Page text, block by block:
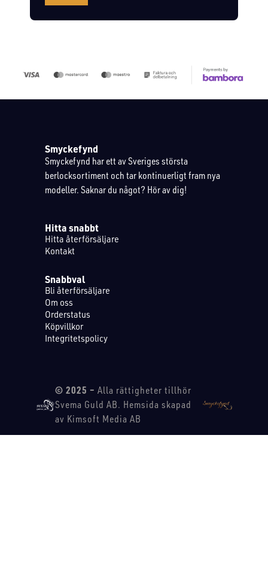
Smyckefynd
Smyckefynd har ett av Sveriges största
berlocksortiment och tar kontinuerligt fram nya
modeller. Saknar du något? Hör av dig!
Hitta snabbt
Hitta återförsäljare
Kontakt
Snabbval
Bli återförsäljare
Om oss
Orderstatus
Köpvillkor
Integritetspolicy
© 2025 – Alla rättigheter tillhör
Svema Guld AB. Hemsida skapad
av Kimsoft Media AB